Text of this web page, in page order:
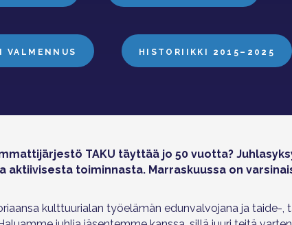
VALMENNUS HISTORIIKKI 2015–2025
TAKU täyttää jo 50 vuotta?
aktiivisesta toiminnasta. Marraskuussa on
kulttuurialan työelämän edunvalvojana ja taide-,